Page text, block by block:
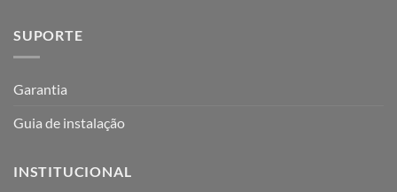
SUPORTE
Garantia
Guia de instalação
INSTITUCIONAL